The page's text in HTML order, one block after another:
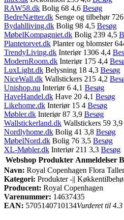
RAW58.dk Bolig 68 4,6 Besøg
BedreNætter.dk Senge og tilbehør
Bydahlliving.dk Bolig 98 4,5 Besøg
MøbelKompagniet.dk Bolig 239 4,5
Plantetorvet.dk Planter og blomster
TrendyLiving.dk Interiør 1306 4,4
ModernRoom.dk Interiør 175 4,4
LuxLight.dk Belysning 18 4,3 Besøg
NiceWall.dk Wallstickers 215 4,2
Unishop.nu Interiør 6 4,1 Besøg
HaveHandel.dk Have 20 4,1 Besøg
Likehome.dk Interiør 15 4 Besøg
Møbler.dk Interiør 87 3,9 Besøg
Wallstickerland.dk Wallstickers 59 3,9
Nordlyhome.dk Bolig 41 3,8 Besøg
MøbelNord.dk Bolig 76 3,5 Besøg
XL-Møbler.dk Interiør 211 3,3 Besøg
Webshop Produkter Anmeldelser
Navn: Royal Copenhagen Flora
Kategori: Produkter -||
Producent: Royal Copenhagen
Varenummer: 14637435
EAN: 5705140710134Vurderet til